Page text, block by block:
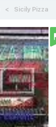
Sicily Pizza